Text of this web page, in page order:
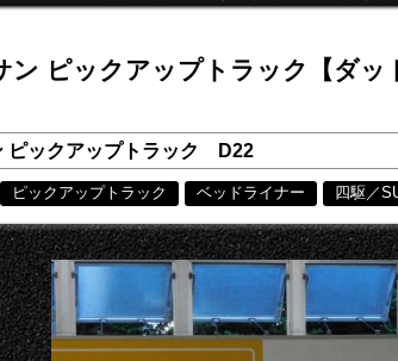
ン ピックアップトラック【ダ
ピックアップトラック D22
ピックアップトラック ベッドライナー 四駆／